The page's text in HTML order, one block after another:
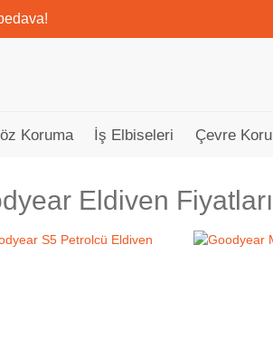
Koruma İş Elbiseleri Çevre
Eldiven Fiyatları